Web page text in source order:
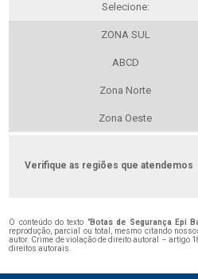
Selecione:
ZONA SUL
ABCD
Zona Norte
Zona Oeste
Verifique as regiões que atendemos
O conteúdo do texto "Botas de Segurança Epi
reprodução, parcial ou total, mesmo citando
autor. Crime de violação de direito autoral – artigo
direitos autorais